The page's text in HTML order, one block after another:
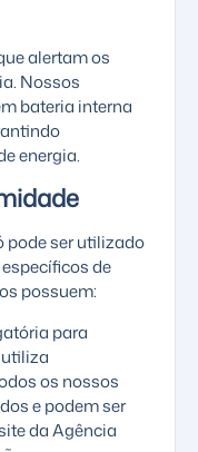
alertam os
Nossos
bateria interna
energia.
pode ser utilizado
de
possuem:
para
os nossos
e podem ser
daAgência